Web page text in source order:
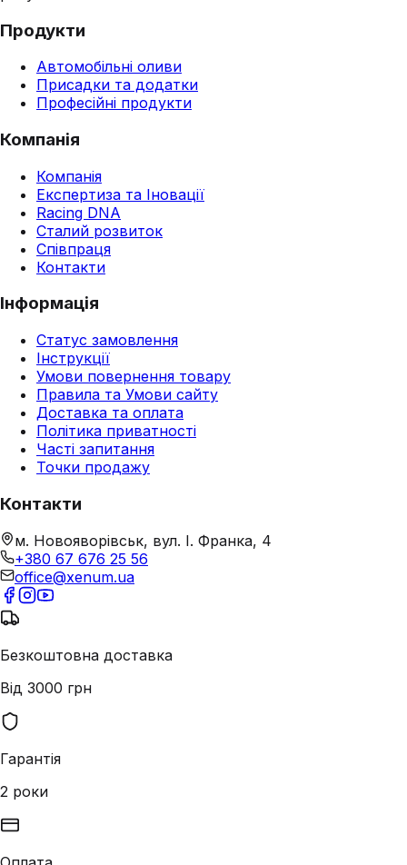
Продукти
Автомобільні оливи
Присадки та додатки
Професійні продукти
Компанія
Компанія
Експертиза та Іновації
Racing DNA
Сталий розвиток
Співпраця
Контакти
Інформація
Статус замовлення
Інструкції
Умови повернення товару
Правила та Умови сайту
Доставка та оплата
Політика приватності
Часті запитання
Точки продажу
Контакти
м. Новояворівськ, вул. І. Франка, 4
+380 67 676 25 56
office@xenum.ua
Безкоштовна доставка
Від 3000 грн
Гарантія
2 роки